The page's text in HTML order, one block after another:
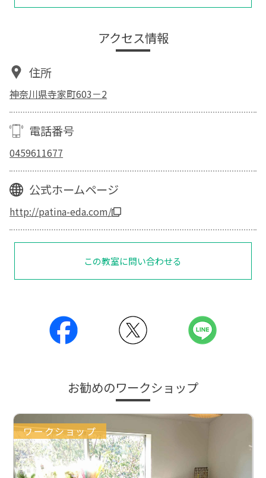
アクセス情報
住所
神奈川県寺家町603－2
電話番号
0459611677
公式ホームページ
http://patina-eda.com/
この教室に問い合わせる
お勧めのワークショップ
ワークショップ